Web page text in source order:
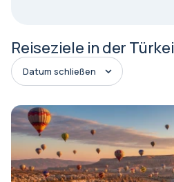
Reiseziele in der Türkei